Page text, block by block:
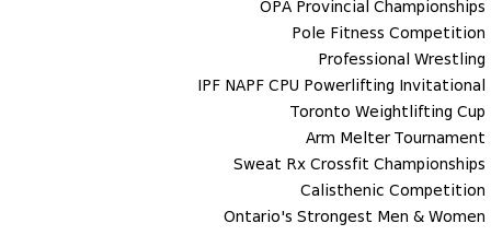
OPA Provincial Championships
Pole Fitness Competition
Professional Wrestling
IPF NAPF CPU Powerlifting Invitational
Toronto Weightlifting Cup
Arm Melter Tournament
Sweat Rx Crossfit Championships
Calisthenic Competition
Ontario's Strongest Men & Women